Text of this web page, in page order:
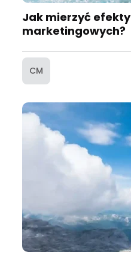
Jak mierzyć
marketingowych?
CM